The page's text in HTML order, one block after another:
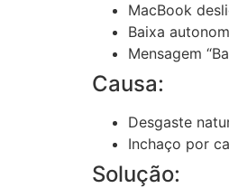
MacBook
Baixa
Mensagem
Causa:
Desgaste
Inchaço por
Solução: